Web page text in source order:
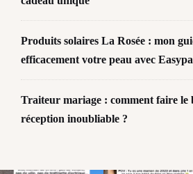
Produits solaires La Rosée : mon
efficacement votre peau avec
Traiteur mariage : comment faire le
réception inoubliable ?